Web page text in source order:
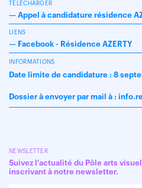
TÉLÉCHARGER
— Appel à candidature résidence
LIENS
— Facebook - Résidence AZERTY
INFORMATIONS
Date limite de candidature : 8
Dossier à envoyer par mail à :
NEWSLETTER
Suivez l'actualité du Pôle arts
inscrivant à notre newsletter.